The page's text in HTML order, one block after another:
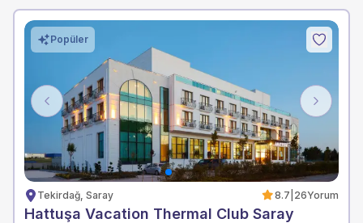
Previous Next
Popüler
Tekirdağ, Saray 8.7 26Yorum
Hattuşa Vacation Thermal Club Saray